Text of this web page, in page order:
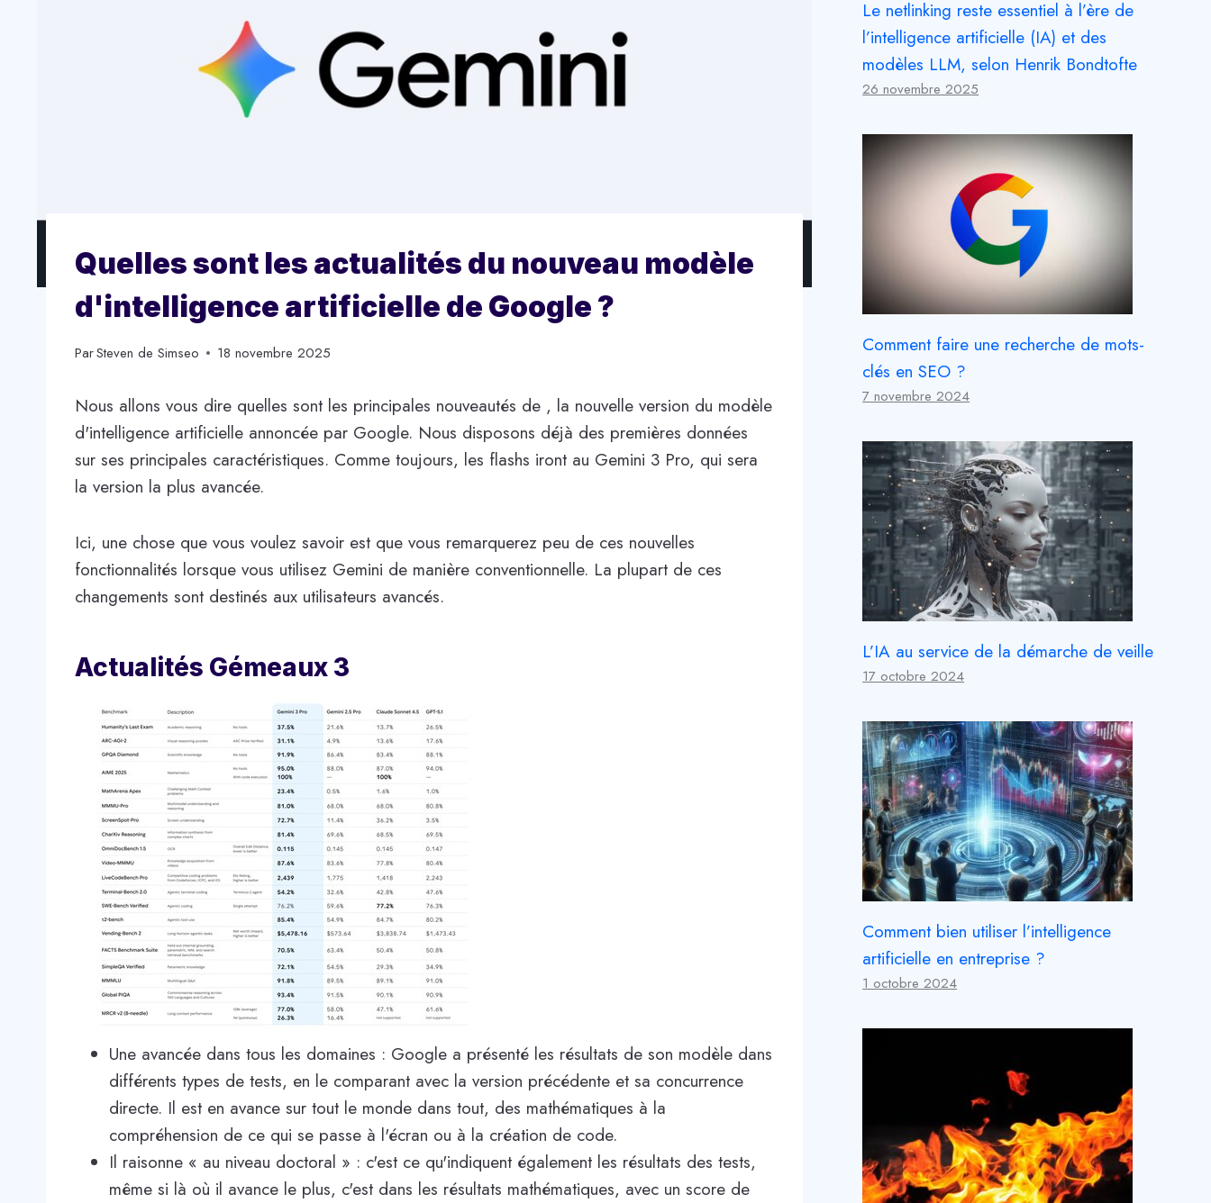
Quelles sont les actualités du nouveau modèle
d'intelligence artificielle de Google ?
ParSteven de Simseo 18 novembre 2025
Nous allons vous dire quelles sont les principales nouveautés de , la nouvelle version du modèle
d'intelligence artificielle annoncée par Google. Nous disposons déjà des premières données
sur ses principales caractéristiques. Comme toujours, les flashs iront au Gemini 3 Pro, qui sera
la version la plus avancée.
Ici, une chose que vous voulez savoir est que vous remarquerez peu de ces nouvelles
fonctionnalités lorsque vous utilisez Gemini de manière conventionnelle. La plupart de ces
changements sont destinés aux utilisateurs avancés.
Actualités Gémeaux 3
Une avancée dans tous les domaines : Google a présenté les résultats de son modèle dans
différents types de tests, en le comparant avec la version précédente et sa concurrence
directe. Il est en avance sur tout le monde dans tout, des mathématiques à la
compréhension de ce qui se passe à l'écran ou à la création de code.
Il raisonne « au niveau doctoral » : c'est ce qu'indiquent également les résultats des tests,
même si là où il avance le plus, c'est dans les résultats mathématiques, avec un score de
Le netlinking reste essentiel à l’ère de
l’intelligence artificielle (IA) et des
modèles LLM, selon Henrik Bondtofte
26 novembre 2025
Comment faire une recherche de mots-
clés en SEO ?
7 novembre 2024
L’IA au service de la démarche de veille
17 octobre 2024
Comment bien utiliser l’intelligence
artificielle en entreprise ?
1 octobre 2024